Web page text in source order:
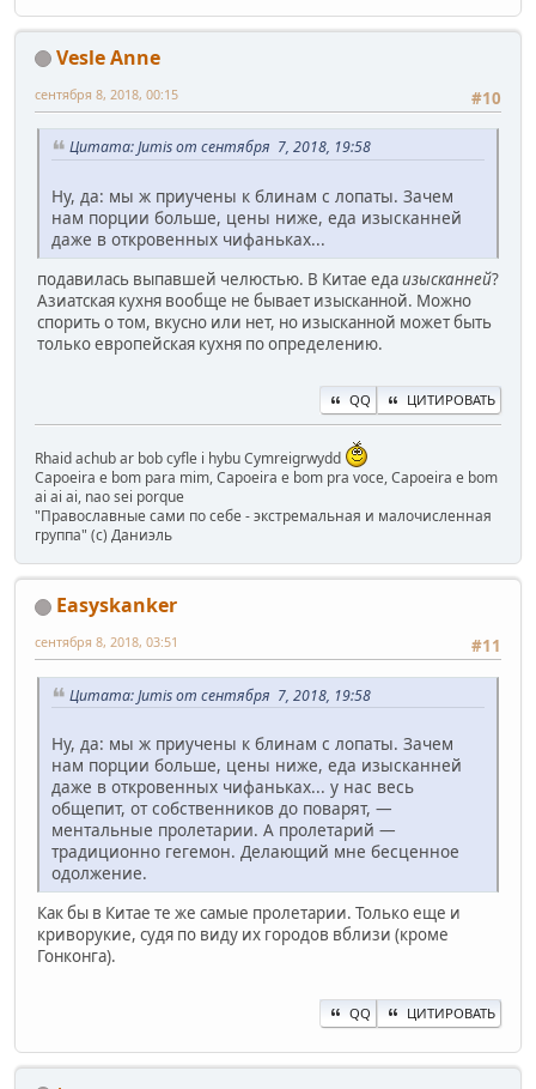
Vesle Anne
#10
сентября 8, 2018, 00:15
Цитата: Jumis от сентября 7, 2018, 19:58
Ну, да: мы ж приучены к блинам с лопаты. Зачем
нам порции больше, цены ниже, еда изысканней
даже в откровенных чифаньках...
подавилась выпавшей челюстью. В Китае едаизысканней?
Азиатская кухня вообще не бывает изысканной. Можно
спорить о том, вкусно или нет, но изысканной может быть
только европейская кухня по определению.
QQ ЦИТИРОВАТЬ
Rhaid achub ar bob cyfle i hybu Cymreigrwydd
Capoeira e bom para mim, Capoeira e bom pra voce, Capoeira e bom
ai ai ai, nao sei porque
"Православные сами по себе - экстремальная и малочисленная
группа" (с) Даниэль
Easyskanker
#11
сентября 8, 2018, 03:51
Цитата: Jumis от сентября 7, 2018, 19:58
Ну, да: мы ж приучены к блинам с лопаты. Зачем
нам порции больше, цены ниже, еда изысканней
даже в откровенных чифаньках... у нас весь
общепит, от собственников до поварят, —
ментальные пролетарии. А пролетарий —
традиционно гегемон. Делающий мне бесценное
одолжение.
Как бы в Китае те же самые пролетарии. Только еще и
криворукие, судя по виду их городов вблизи (кроме
Гонконга).
QQ ЦИТИРОВАТЬ